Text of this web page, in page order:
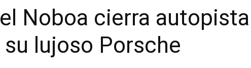
Noboa cierra
lujoso Porsche